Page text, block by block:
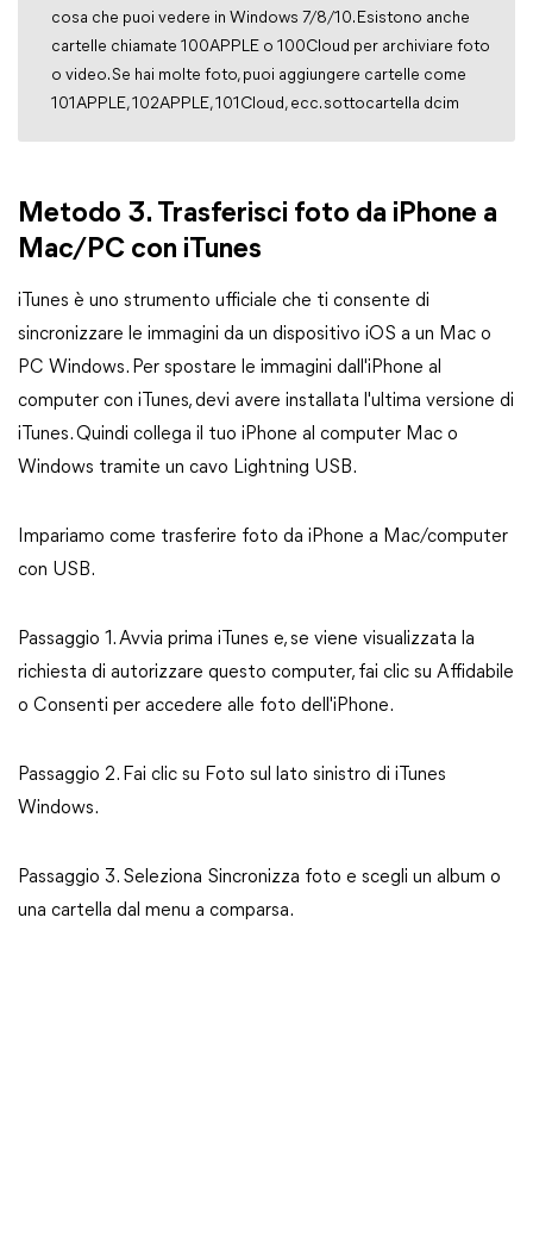
cosa che puoi vedere in Windows 7/8/10. Esistono anche
cartelle chiamate 100APPLE o 100Cloud per archiviare foto
o video. Se hai molte foto, puoi aggiungere cartelle come
101APPLE, 102APPLE, 101Cloud, ecc. sottocartella dcim
Metodo 3. Trasferisci foto da iPhone a
Mac/PC con iTunes
iTunes è uno strumento ufficiale che ti consente di
sincronizzare le immagini da un dispositivo iOS a un Mac o
PC Windows. Per spostare le immagini dall'iPhone al
computer con iTunes, devi avere installata l'ultima versione di
iTunes. Quindi collega il tuo iPhone al computer Mac o
Windows tramite un cavo Lightning USB.
Impariamo come trasferire foto da iPhone a Mac/computer
con USB.
Passaggio 1. Avvia prima iTunes e, se viene visualizzata la
richiesta di autorizzare questo computer, fai clic su Affidabile
o Consenti per accedere alle foto dell'iPhone.
Passaggio 2. Fai clic su Foto sul lato sinistro di iTunes
Windows.
Passaggio 3. Seleziona Sincronizza foto e scegli un album o
una cartella dal menu a comparsa.